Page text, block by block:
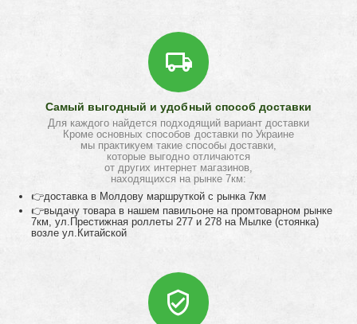
Самый выгодный и удобный способ доставки
Для каждого найдется подходящий вариант доставки
Кроме основных способов доставки по Украине
мы практикуем такие способы доставки,
которые выгодно отличаются
от других интернет магазинов,
находящихся на рынке 7км:
👉доставка в Молдову маршруткой с рынка 7км
👉выдачу товара в нашем павильоне на промтоварном рынке
7км, ул.Престижная роллеты 277 и 278 на Мылке (стоянка)
возле ул.Китайской